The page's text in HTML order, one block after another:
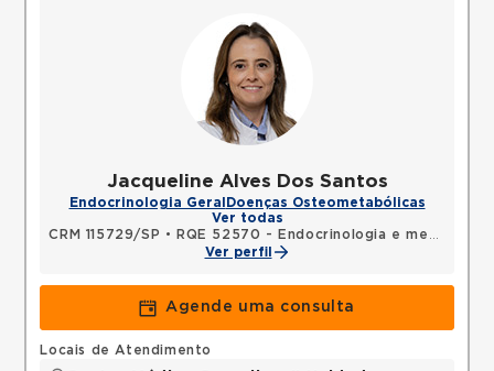
Jacqueline Alves Dos Santos
Endocrinologia Geral Doenças Osteometabólicas
Ver todas
CRM 115729/SP •
RQE 52570 - Endocrinologia e metabologia
Ver perfil
Agende uma consulta
Locais de Atendimento